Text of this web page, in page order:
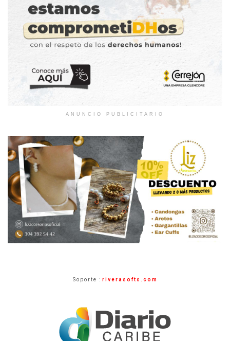
ANUNCIO PUBLICITARIO
Soporte : riverasofts.com